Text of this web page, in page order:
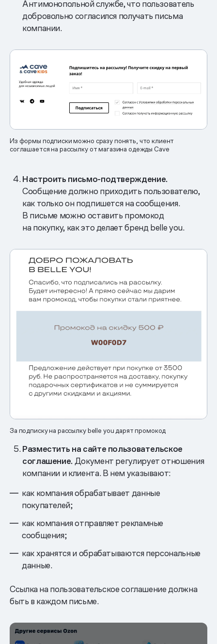
Антимонопольной службе, что пользователь
добровольно согласился получать письма
компании.
Из формы подписки можно сразу понять, что клиент
соглашается на рассылку от магазина одежды Cave
Настроить письмо-подтверждение.
Сообщение должно приходить пользователю,
как только он подпишется на сообщения.
В письме можно оставить промокод
на покупку, как это делает бренд belle you.
За подписку на рассылку belle you дарят промокод
Разместить на сайте пользовательское
соглашение. Документ регулирует отношения
компании и клиента. В нем указывают:
как компания обрабатывает данные
покупателей;
как компания отправляет рекламные
сообщения;
как хранятся и обрабатываются персональные
данные.
Ссылка на пользовательское соглашение должна
быть в каждом письме.